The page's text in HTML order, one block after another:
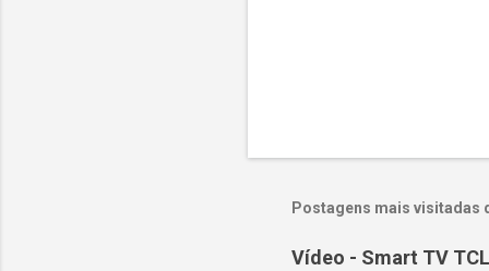
Postagens mais visitadas
Vídeo - Smart TV